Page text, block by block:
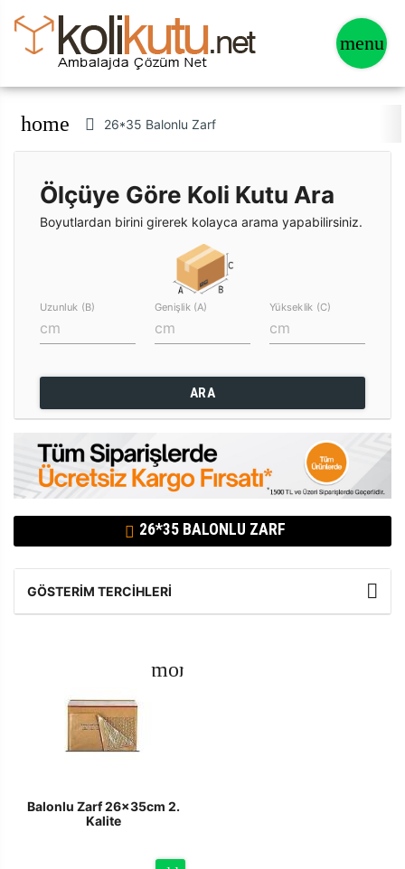
home 26*35 Balonlu Zarf
Ölçüye Göre Koli Kutu Ara
Boyutlardan birini girerek kolayca arama yapabilirsiniz.
Uzunluk (B) Genişlik (A) Yükseklik (C)
ARA
26*35 BALONLU ZARF
GÖSTERIM TERCIHLERI
Balonlu Zarf 26x35cm 2.
Kalite